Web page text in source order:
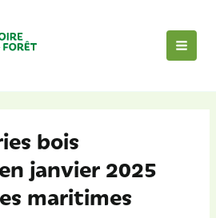
bois
janvier 2025
maritimes